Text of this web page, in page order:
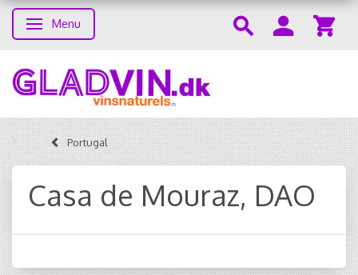
Toggle navigation
Menu
Portugal
Casa de Mouraz, DAO